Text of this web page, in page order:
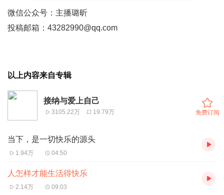
微信公众号：主播璐昕
投稿邮箱：43282990@qq.com
以上内容来自专辑
接纳与爱上自己
3105.22万 19.79万 免费订阅
当下，是一切快乐的源头
1.94万 04:50
人怎样才能生活得快乐
2.14万 09:03